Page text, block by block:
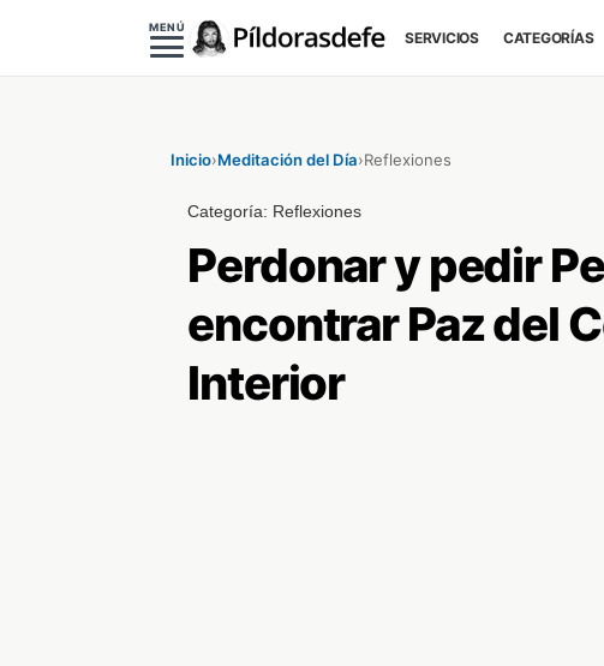
MENÚ
SERVICIOS CATEGORÍAS
Inicio›Meditación del Día›Reflexiones
Categoría: Reflexiones
Perdonar y pedir
encontrar Paz del
Interior